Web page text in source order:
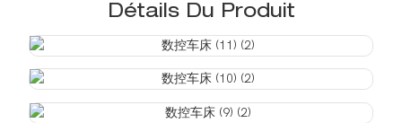
Détails Du Produit